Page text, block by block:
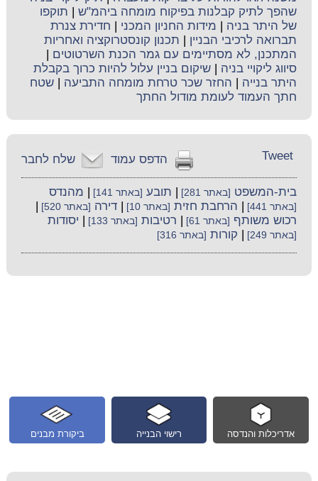
שהפך לתיק קבלנות בפיקוח מומחה ביהמ"ש
תוקפו
של היתר בניה
מידות החניון המכני
חדירת צנרת
תברואה לרכיבי הבניין
תכנון קונסטרוקציה ואחריות
המתכנן, לא מסתיימים עם גמר הכנת השרטוטים
סיווג ליקויי בניה |שיקום בניין עלול להיות כרוך בקבלת
היתר בנייה
החזר שכר טרחת מומחה התביעה |שטח
חתך העמוד לעומת מודול החתך
שלח לחבר הדפס עמוד Tweet
בית-המשפט [באתר 281] תובע [באתר 141] מהנדס
[באתר 441] הרחבת חזית [באתר 10] |דירה [באתר 520]
רכוש משותף [באתר 61] רטיבות [באתר 133] יסודות
[באתר 249] קורות [באתר 316]
ביקורת מבנים רישוי הבנייה אדריכלות והנדסה